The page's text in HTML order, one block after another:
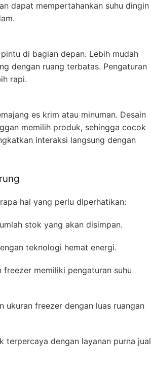
dapat mempertahankan suhu dingin
di bagian depan. Lebih mudah
dengan ruang terbatas. Pengaturan
rapi.
es krim atau minuman. Desain
memilih produk, sehingga cocok
interaksi langsung dengan
hal yang perlu diperhatikan:
stok yang akan disimpan.
teknologi hemat energi.
freezer memiliki pengaturan suhu
ukuran freezer dengan luas ruangan
terpercaya dengan layanan purna jual